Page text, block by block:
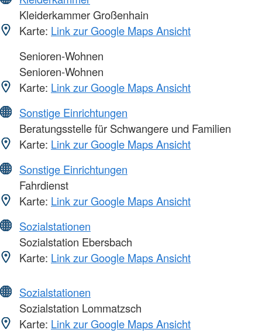
Kleiderkammer Großenhain
Karte: Link zur Google Maps Ansicht
Senioren-Wohnen
Senioren-Wohnen
Karte: Link zur Google Maps Ansicht
Sonstige Einrichtungen
Beratungsstelle für Schwangere und Familien
Karte: Link zur Google Maps Ansicht
Sonstige Einrichtungen
Fahrdienst
Karte: Link zur Google Maps Ansicht
Sozialstationen
Sozialstation Ebersbach
Karte: Link zur Google Maps Ansicht
Sozialstationen
Sozialstation Lommatzsch
Karte: Link zur Google Maps Ansicht